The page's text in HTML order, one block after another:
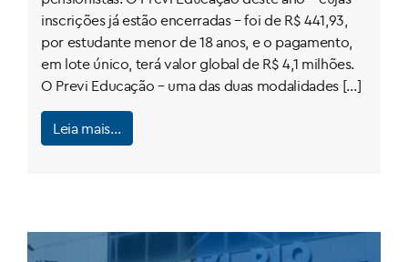
inscrições já estão encerradas – foi de R$ 441,93,
por estudante menor de 18 anos, e o pagamento,
em lote único, terá valor global de R$ 4,1 milhões.
O Previ Educação – uma das duas modalidades […]
Leia mais…